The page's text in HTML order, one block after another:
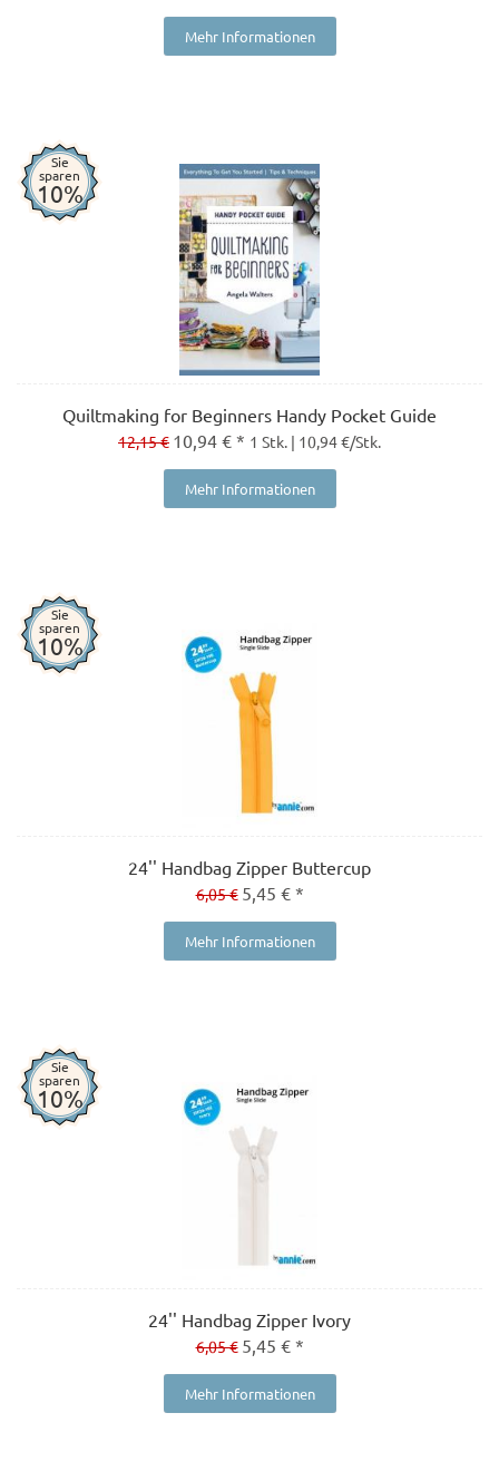
Mehr Informationen
Sie
sparen
10%
Quiltmaking for Beginners Handy Pocket Guide
12,15 € 10,94 € * 1 Stk. | 10,94 €/Stk.
Mehr Informationen
Sie
sparen
10%
24'' Handbag Zipper Buttercup
6,05 € 5,45 € *
Mehr Informationen
Sie
sparen
10%
24'' Handbag Zipper Ivory
6,05 € 5,45 € *
Mehr Informationen